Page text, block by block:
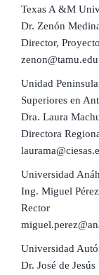
Texas A &M
Dr. Zenón
Director,
zenon@tamu.edu
Unidad
Superiores en
Dra. Laura
Directora
Universidad
Ing. Miguel
Rector
Universidad
Dr. José de